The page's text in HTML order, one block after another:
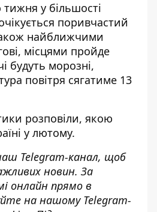
у більшості
поривчастий
найближчими
місцями пройде
будуть морозні,
повітря сягатиме 13
розповіли, якою
у лютому.
Telegram-канал, щоб
новин. За
онлайн прямо в
на нашому Telegram-